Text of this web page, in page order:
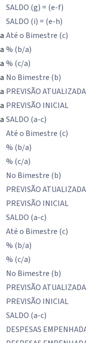
SALDO (g) = (e-f)
SALDO (i) = (e-h)
Até o Bimestre (c)
% (b/a)
% (c/a)
No Bimestre (b)
PREVISÃO
PREVISÃO INICIAL
SALDO (a-c)
Até o Bimestre (c)
% (b/a)
% (c/a)
No Bimestre (b)
PREVISÃO
PREVISÃO INICIAL
SALDO (a-c)
Até o Bimestre (c)
% (b/a)
% (c/a)
No Bimestre (b)
PREVISÃO
PREVISÃO INICIAL
SALDO (a-c)
DESPESAS